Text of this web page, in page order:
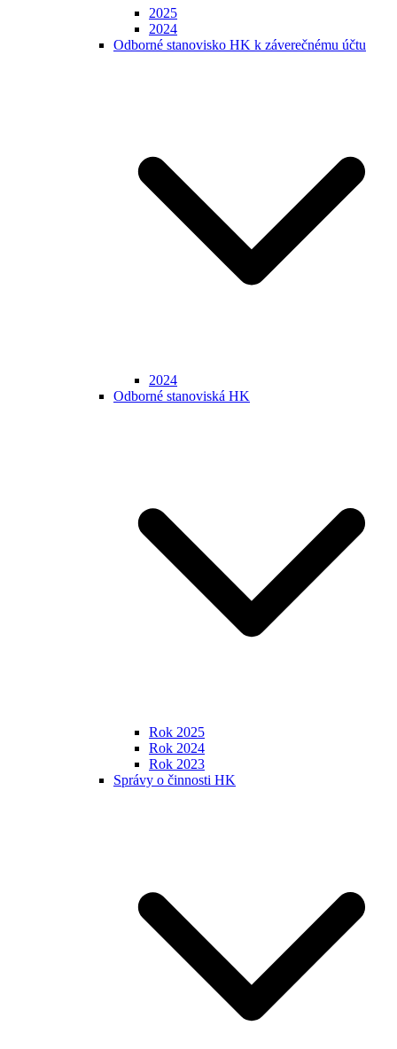
2025
2024
Odborné stanovisko HK k záverečnému účtu
2024
Odborné stanoviská HK
Rok 2025
Rok 2024
Rok 2023
Správy o činnosti HK